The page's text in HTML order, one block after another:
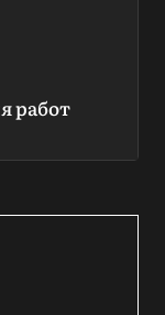
работ